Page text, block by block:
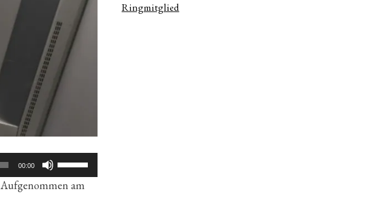
00:00
Pfeiltasten
Hoch/Runter
benutzen,
Aufgenommen am
Ringmitglied